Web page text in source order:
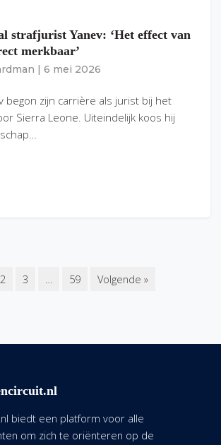
strafjurist Yanev: ‘Het effect van
merkbaar’
6 mei 2026
begon zijn carrière als jurist bij het
Sierra Leone. Uiteindelijk koos hij
2 3 … 59 Volgende »
biedt een platform voor alle
om zich te oriënteren op de